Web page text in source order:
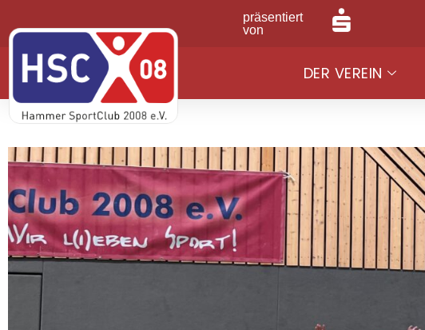
präsentiert
von
DER VEREIN